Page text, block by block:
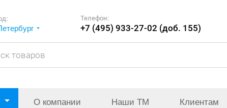
Телефон:
+7 (495) 933-27-02 (доб. 155)
О компании Наши ТМ Клиентам